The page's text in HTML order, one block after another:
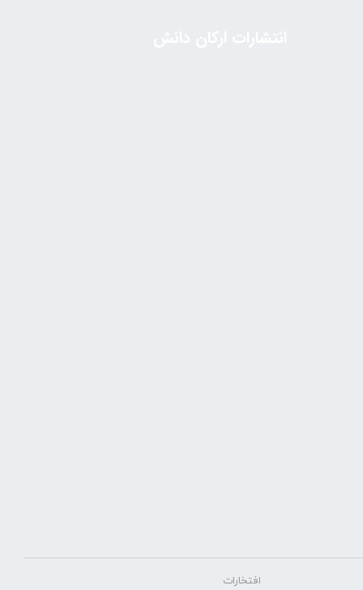
افتخارات